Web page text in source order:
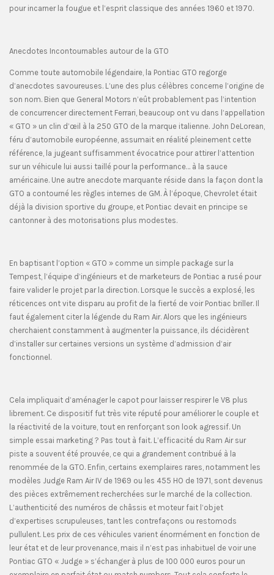
pour incarner la fougue et l’esprit classique des années 1960 et 1970.
Anecdotes Incontournables autour de la GTO
Comme toute automobile légendaire, la Pontiac GTO regorge
d’anecdotes savoureuses. L’une des plus célèbres concerne l’origine de
son nom. Bien que General Motors n’eût probablement pas l’intention
de concurrencer directement Ferrari, beaucoup ont vu dans l’appellation
« GTO » un clin d’œil à la 250 GTO de la marque italienne. John DeLorean,
féru d’automobile européenne, assumait en réalité pleinement cette
référence, la jugeant suffisamment évocatrice pour attirer l’attention
sur un véhicule lui aussi taillé pour la performance… à la sauce
américaine. Une autre anecdote marquante réside dans la façon dont la
GTO a contourné les règles internes de GM. À l’époque, Chevrolet était
déjà la division sportive du groupe, et Pontiac devait en principe se
cantonner à des motorisations plus modestes.
En baptisant l’option « GTO » comme un simple package sur la
Tempest, l’équipe d’ingénieurs et de marketeurs de Pontiac a rusé pour
faire valider le projet par la direction. Lorsque le succès a explosé, les
réticences ont vite disparu au profit de la fierté de voir Pontiac briller. Il
faut également citer la légende du Ram Air. Alors que les ingénieurs
cherchaient constamment à augmenter la puissance, ils décidèrent
d’installer sur certaines versions un système d’admission d’air
fonctionnel.
Cela impliquait d’aménager le capot pour laisser respirer le V8 plus
librement. Ce dispositif fut très vite réputé pour améliorer le couple et
la réactivité de la voiture, tout en renforçant son look agressif. Un
simple essai marketing ? Pas tout à fait. L’efficacité du Ram Air sur
piste a souvent été prouvée, ce qui a grandement contribué à la
renommée de la GTO. Enfin, certains exemplaires rares, notamment les
modèles Judge Ram Air IV de 1969 ou les 455 HO de 1971, sont devenus
des pièces extrêmement recherchées sur le marché de la collection.
L’authenticité des numéros de châssis et moteur fait l’objet
d’expertises scrupuleuses, tant les contrefaçons ou restomods
pullulent. Les prix de ces véhicules varient énormément en fonction de
leur état et de leur provenance, mais il n’est pas inhabituel de voir une
Pontiac GTO « Judge » s’échanger à plus de 100 000 euros pour un